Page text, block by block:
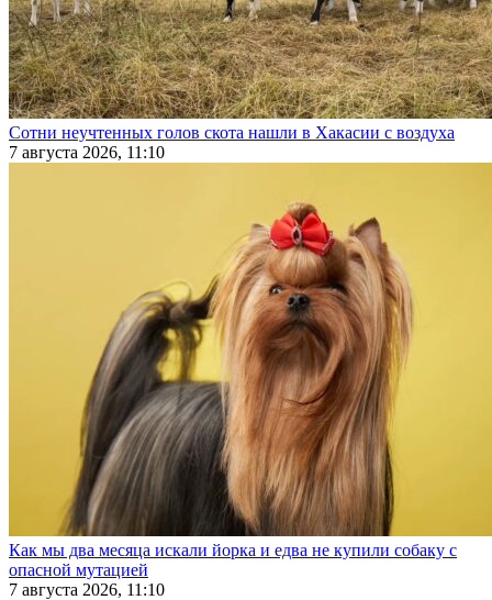
Сотни неучтенных голов скота нашли в Хакасии с воздуха
7 августа 2026, 11:10
Как мы два месяца искали йорка и едва не купили собаку с
опасной мутацией
7 августа 2026, 11:10